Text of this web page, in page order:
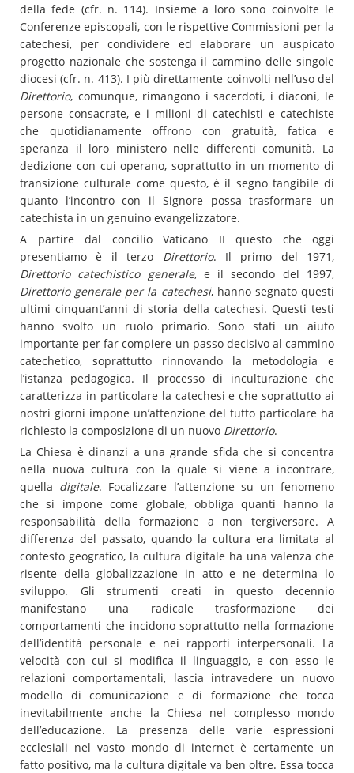
della fede (cfr. n. 114). Insieme a loro sono coinvolte le
Conferenze episcopali, con le rispettive Commissioni per la
catechesi, per condividere ed elaborare un auspicato
progetto nazionale che sostenga il cammino delle singole
diocesi (cfr. n. 413). I più direttamente coinvolti nell’uso del
Direttorio, comunque, rimangono i sacerdoti, i diaconi, le
persone consacrate, e i milioni di catechisti e catechiste
che quotidianamente offrono con gratuità, fatica e
speranza il loro ministero nelle differenti comunità. La
dedizione con cui operano, soprattutto in un momento di
transizione culturale come questo, è il segno tangibile di
quanto l’incontro con il Signore possa trasformare un
catechista in un genuino evangelizzatore.
A partire dal concilio Vaticano II questo che oggi
presentiamo è il terzo Direttorio. Il primo del 1971,
Direttorio catechistico generale, e il secondo del 1997,
Direttorio generale per la catechesi, hanno segnato questi
ultimi cinquant’anni di storia della catechesi. Questi testi
hanno svolto un ruolo primario. Sono stati un aiuto
importante per far compiere un passo decisivo al cammino
catechetico, soprattutto rinnovando la metodologia e
l’istanza pedagogica. Il processo di inculturazione che
caratterizza in particolare la catechesi e che soprattutto ai
nostri giorni impone un’attenzione del tutto particolare ha
richiesto la composizione di un nuovo Direttorio.
La Chiesa è dinanzi a una grande sfida che si concentra
nella nuova cultura con la quale si viene a incontrare,
quella digitale. Focalizzare l’attenzione su un fenomeno
che si impone come globale, obbliga quanti hanno la
responsabilità della formazione a non tergiversare. A
differenza del passato, quando la cultura era limitata al
contesto geografico, la cultura digitale ha una valenza che
risente della globalizzazione in atto e ne determina lo
sviluppo. Gli strumenti creati in questo decennio
manifestano una radicale trasformazione dei
comportamenti che incidono soprattutto nella formazione
dell’identità personale e nei rapporti interpersonali. La
velocità con cui si modifica il linguaggio, e con esso le
relazioni comportamentali, lascia intravedere un nuovo
modello di comunicazione e di formazione che tocca
inevitabilmente anche la Chiesa nel complesso mondo
dell’educazione. La presenza delle varie espressioni
ecclesiali nel vasto mondo di internet è certamente un
fatto positivo, ma la cultura digitale va ben oltre. Essa tocca